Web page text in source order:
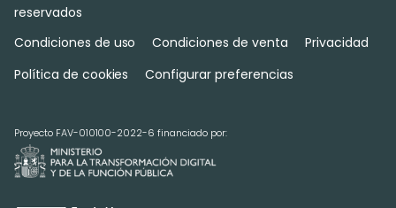
reservados
Condiciones de uso
Condiciones de venta
Privacidad
Política de cookies
Configurar preferencias
Proyecto FAV-010100-2022-6 financiado por: